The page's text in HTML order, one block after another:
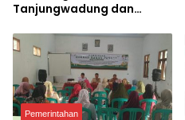
Tanjungwadung dan
Pemerintahan